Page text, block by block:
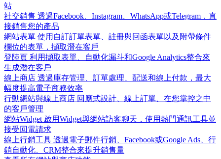
站
社交銷售 透過Facebook、Instagram、WhatsApp或Telegram，直
接銷售您的產品
網站表單 使用自訂訂單表單、註冊與回函表單以及附帶條件
欄位的表單，擷取潛在客戶
登陸頁 利用擷取表單、自動化漏斗和Google Analytics整合來
生成潛在客戶
線上商店 透過庫存管理、訂單處理、配送和線上付款，最大
幅度提高電子商務效率
行動網站與線上商店 回應式設計、線上訂單、在您掌控之中
的客戶管理
網站Widget 啟用Widget與網站訪客聊天，使用熱門通訊工具並
接受回電請求
線上行銷工具 透過電子郵件行銷、Facebook或Google Ads、行
銷自動化、CRM整合來提升銷售量